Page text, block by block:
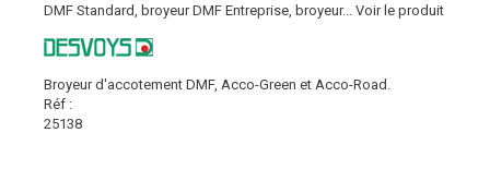
DMF Standard, broyeur DMF Entreprise, broyeur...
Voir le produit
Broyeur d'accotement DMF, Acco-Green et Acco-Road.
Réf :
25138